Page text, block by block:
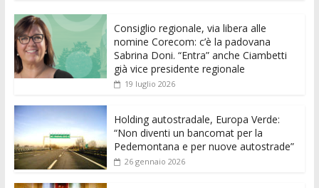
e
b
o
o
k
itt
er l
at
s
A
p
e
n
g
di
t
k
e
dI
n
di
vi
Consiglio regionale, via libera alle
nomine Corecom: c’è la padovana
Sabrina Doni. “Entra” anche Ciambetti
già vice presidente regionale
19 luglio 2026
Holding autostradale, Europa Verde:
“Non diventi un bancomat per la
Pedemontana e per nuove autostrade”
26 gennaio 2026